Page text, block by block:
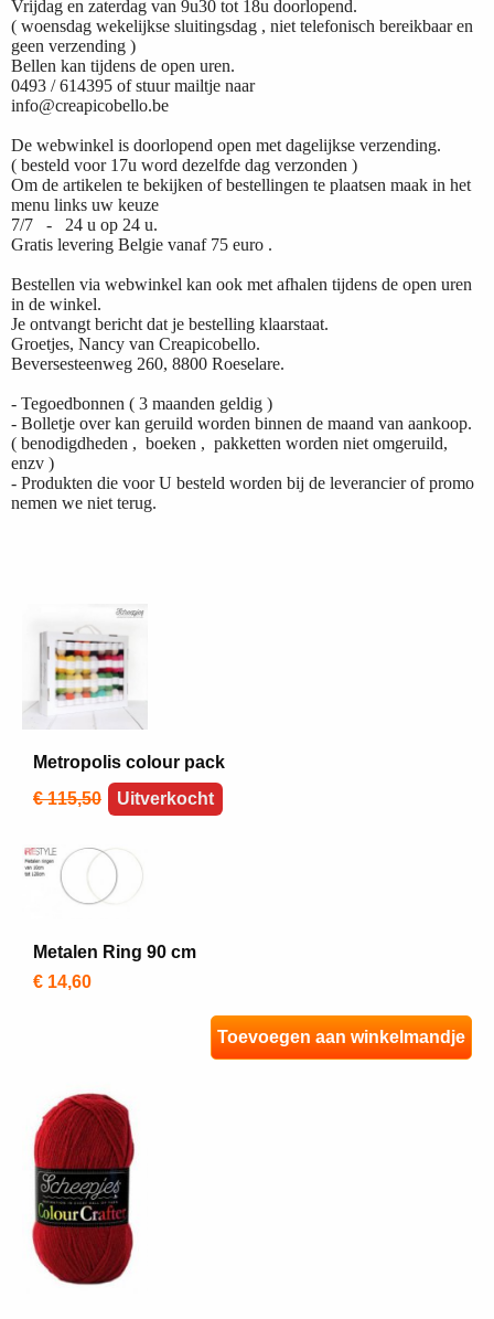
Vrijdag en zaterdag van 9u30 tot 18u doorlopend.
( woensdag wekelijkse sluitingsdag , niet telefonisch bereikbaar en
geen verzending )
Bellen kan tijdens de open uren.
0493 / 614395 of stuur mailtje naar
info@creapicobello.be
De webwinkel is doorlopend open met dagelijkse verzending.
( besteld voor 17u word dezelfde dag verzonden )
Om de artikelen te bekijken of bestellingen te plaatsen maak in het
menu links uw keuze
7/7 - 24 u op 24 u.
Gratis levering Belgie vanaf 75 euro .
Bestellen via webwinkel kan ook met afhalen tijdens de open uren
in de winkel.
Je ontvangt bericht dat je bestelling klaarstaat.
Groetjes, Nancy van Creapicobello.
Beversesteenweg 260, 8800 Roeselare.
- Tegoedbonnen ( 3 maanden geldig )
- Bolletje over kan geruild worden binnen de maand van aankoop.
( benodigdheden , boeken , pakketten worden niet omgeruild,
enzv )
- Produkten die voor U besteld worden bij de leverancier of promo
nemen we niet terug.
Metropolis colour pack
€ 115,50
Uitverkocht
Metalen Ring 90 cm
€ 14,60
Toevoegen aan winkelmandje